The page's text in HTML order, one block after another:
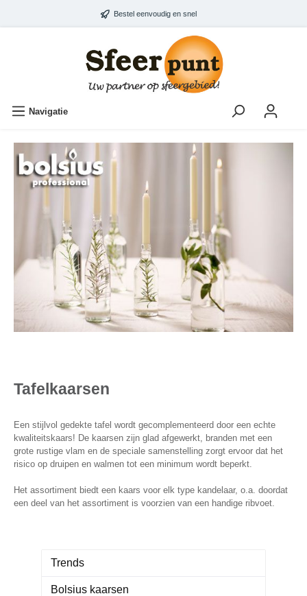
Bestel eenvoudig en snel
Navigatie
Tafelkaarsen
Een stijlvol gedekte tafel wordt gecomplementeerd door een echte
kwaliteitskaars! De kaarsen zijn glad afgewerkt, branden met een
grote rustige vlam en de speciale samenstelling zorgt ervoor dat het
risico op druipen en walmen tot een minimum wordt beperkt.
Het assortiment biedt een kaars voor elk type kandelaar, o.a. doordat
een deel van het assortiment is voorzien van een handige ribvoet.
Trends
Bolsius kaarsen